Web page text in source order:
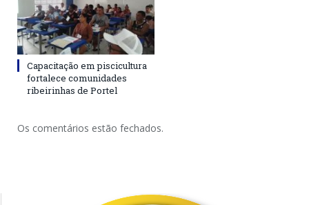
Capacitação em piscicultura
fortalece comunidades
ribeirinhas de Portel
Os comentários estão fechados.